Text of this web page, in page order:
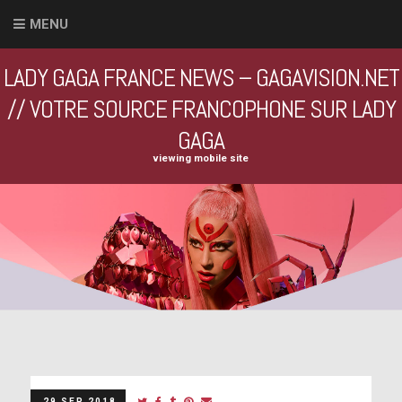
MENU
LADY GAGA FRANCE NEWS – GAGAVISION.NET
// VOTRE SOURCE FRANCOPHONE SUR LADY
GAGA
viewing mobile site